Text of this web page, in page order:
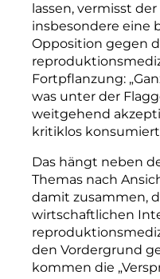
lassen, vermisst
insbesondere eine
Opposition gegen
Fortpflanzung:
was unter der
weitgehend
kritiklos
Das hängt neben
Themas nach
damit zusammen,
wirtschaftlichen
den Vordergrund
kommen die